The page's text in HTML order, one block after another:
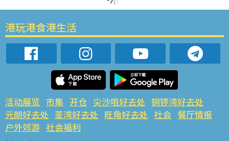
港玩港食港生活
活动展览 市集 开仓 尖沙咀好去处 铜锣湾好去处
元朗好去处 荃湾好去处 旺角好去处 社会 餐厅情报
户外郊游 社会福利